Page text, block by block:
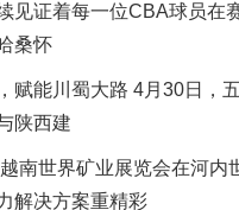
证着每一位CBA球员在赛
桑怀
能川蜀大路 4月30日，五
陕西建
世界矿业展览会在河内
解决方案重精彩